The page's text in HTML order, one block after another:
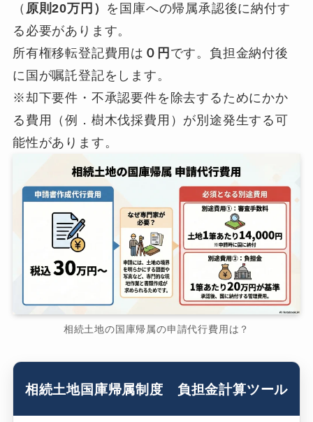
（ 原則20万円） を国庫への帰属承認後に納付す
る必要があります。
所有権移転登記費用は ０円 です。負担金納付後
に国が嘱託登記をします。
※却下要件・不承認要件を除去するためにかか
る費用（例．樹木伐採費用）が別途発生する可
能性があります。
相続土地の国庫帰属の申請代行費用は？
相続土地国庫帰属制度 負担金計算ツール